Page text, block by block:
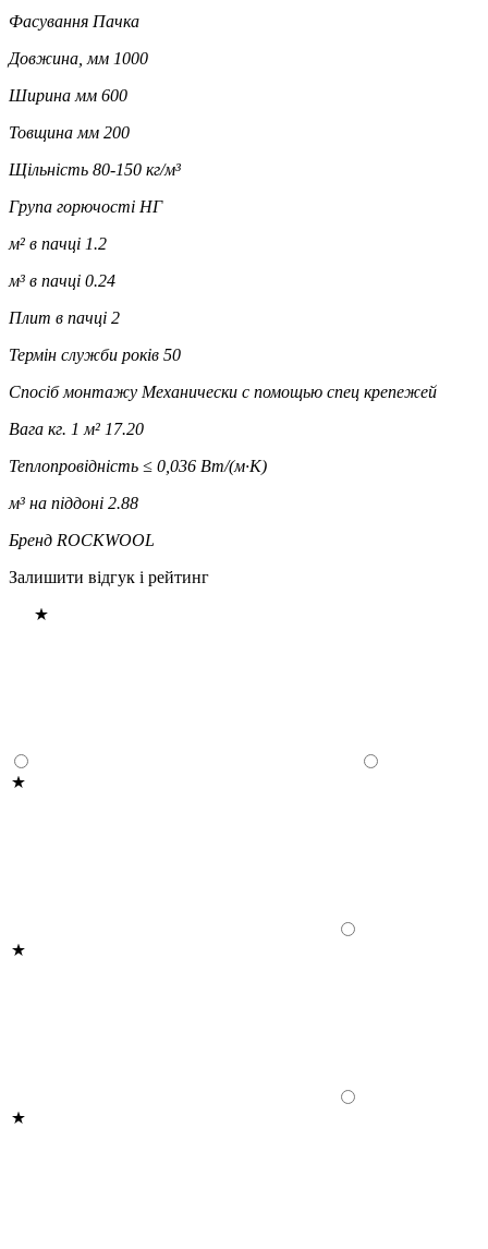
Фасування Пачка
Довжина, мм 1000
Ширина мм 600
Товщина мм 200
Щільність 80-150 кг/м³
Група горючості НГ
м² в пачці 1.2
м³ в пачці 0.24
Плит в пачці 2
Термін служби років 50
Спосіб монтажу Механически с помощью спец крепежей
Вага кг. 1 м² 17.20
Теплопровідність ≤ 0,036 Вт/(м·К)
м³ на піддоні 2.88
Бренд ROCKWOOL
Залишити відгук і рейтинг